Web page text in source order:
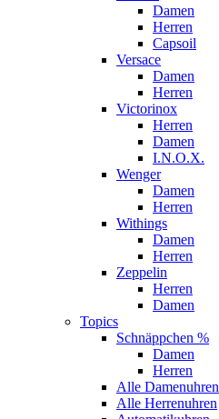
Damen
Herren
Capsoil
Versace
Damen
Herren
Victorinox
Herren
Damen
I.N.O.X.
Wenger
Damen
Herren
Withings
Damen
Herren
Zeppelin
Herren
Damen
Topics
Schnäppchen %
Damen
Herren
Alle Damenuhren
Alle Herrenuhren